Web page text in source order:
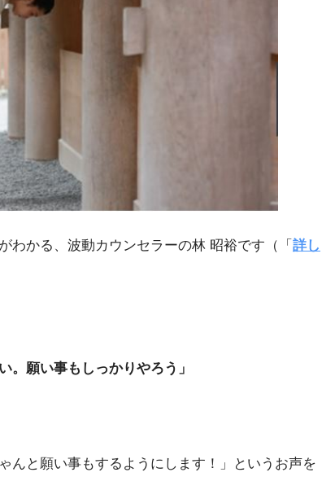
わかる、波動カウンセラーの林 昭裕です（「 詳し
。願い事もしっかりやろう」
んと願い事もするようにします！」というお声を